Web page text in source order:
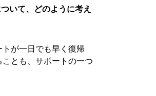
いて、どのように考え
が一日でも早く復帰
とも、サポートの一つ